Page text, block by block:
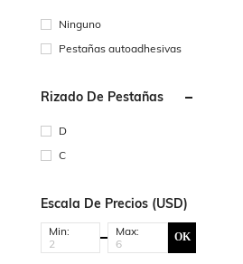
Ninguno
Pestañas autoadhesivas
Rizado De Pestañas
D
C
Escala De Precios (USD)
Min: Max: OK